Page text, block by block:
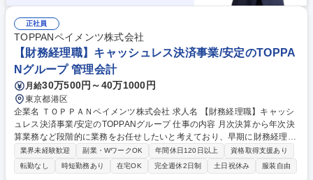
正社員
TOPPANペイメンツ株式会社
【財務経理職】キャッシュレス決済事業/安定のTOPPA
Nグループ 管理会計
月給30万500円～40万1000円
東京都港区
企業名 ＴＯＰＰＡＮペイメンツ株式会社 求人名 【財務経理職】キャッシ
ュレス決済事業/安定のTOPPANグループ 仕事の内容 月次決算から年次決
算業務など段階的に業務をお任せしたいと考えており、早期に財務経理部
の業務全般を担い、業務をリードしていただくことを想定しております。
■財務経理業務：現預金管理、入金・支払管理、会計処理、月次・年次決
算、税務など、各種財務経理関係業務 ■連結決算業務：親会社（TOPPAN
業界未経験歓迎 副業・WワークOK 年間休日120日以上
資格取得支援あり
転勤なし
時短勤務あり 在宅OK 完全週休2日制 土日祝休み 服装自由